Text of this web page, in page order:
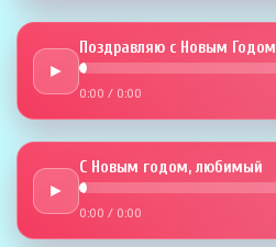
►
Поздравляю с Новым Годом
0:00 / 0:00
►
С Новым годом, любимый
0:00 / 0:00